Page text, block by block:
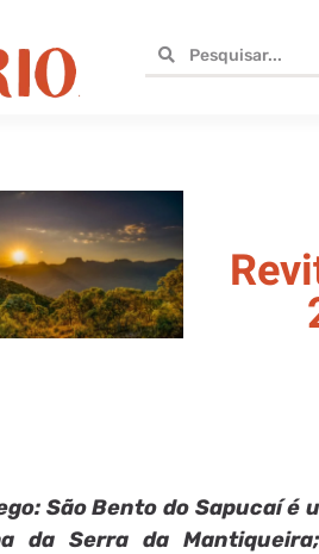
São Bento do Sapucaí
da Serra da